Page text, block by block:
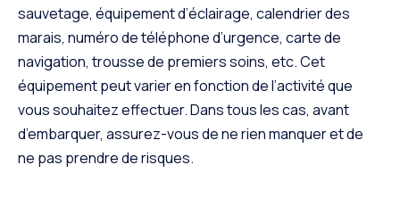
sauvetage, équipement d’éclairage, calendrier des
marais, numéro de téléphone d’urgence, carte de
navigation, trousse de premiers soins, etc. Cet
équipement peut varier en fonction de l’activité que
vous souhaitez effectuer. Dans tous les cas, avant
d’embarquer, assurez-vous de ne rien manquer et de
ne pas prendre de risques.